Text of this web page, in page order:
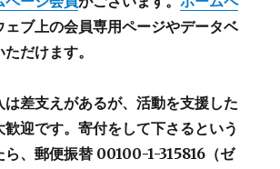
ェブ上の会員専用ページやデータベ
だけます。
差支えがあるが、活動を支援した
歓迎です。寄付をして下さるという
ら、郵便振替 00100-1-315816（ゼ